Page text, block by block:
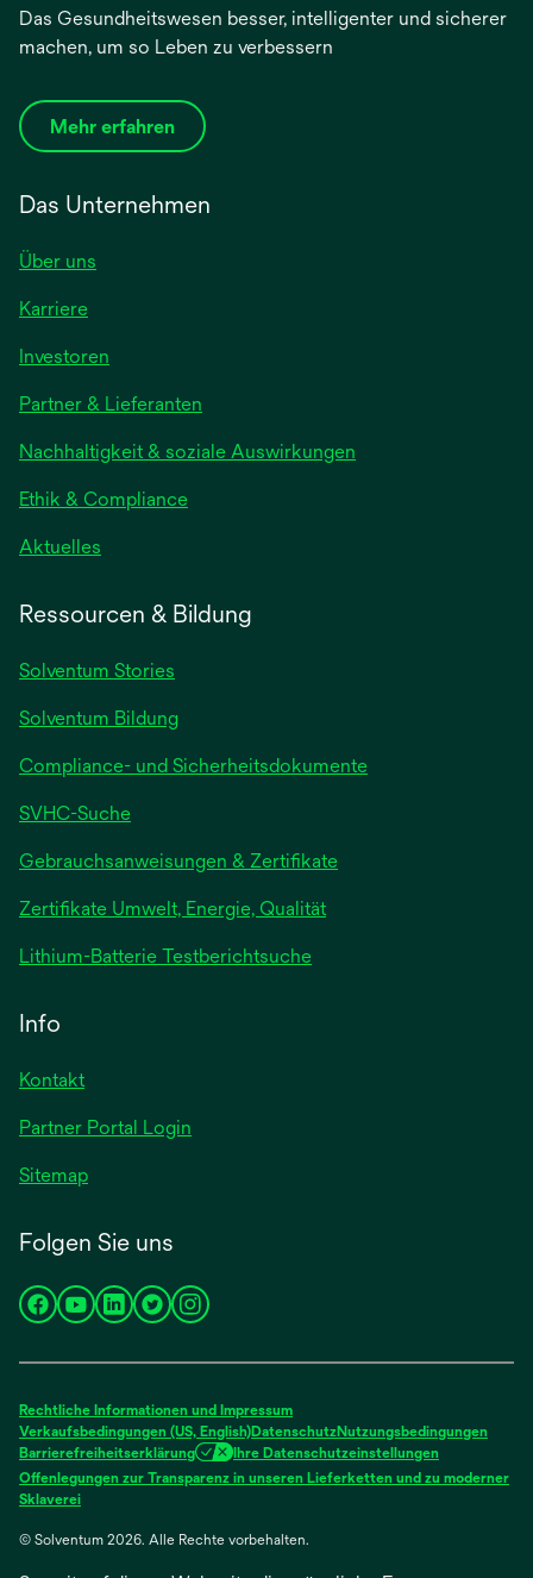
Das Gesundheitswesen besser, intelligenter und sicherer
machen, um so Leben zu verbessern
Mehr erfahren
Das Unternehmen
Über uns
Karriere
Investoren
Partner & Lieferanten
Nachhaltigkeit & soziale Auswirkungen
Ethik & Compliance
Aktuelles
Ressourcen & Bildung
Solventum Stories
Solventum Bildung
Compliance- und Sicherheitsdokumente
SVHC-Suche
Gebrauchsanweisungen & Zertifikatewird
Zertifikate Umwelt, Energie, Qualität
Lithium-Batterie Testberichtsuchewird
Info
Kontakt
Partner Portal Login
Sitemap
Folgen Sie uns
wird
neuen
Registerkarte
geöffnet
wird
neuen
Registerkarte
geöffnet
wird
neuen
Registerkarte
geöffnet
wird
neuen
Registerkarte
geöffnet
wird
neuen
Registerkarte
geöffnet
Rechtliche Informationen und Impressum
Verkaufsbedingungen (US, English)DatenschutzNutzungsbedingungen
Barrierefreiheitserklärung
Ihre Datenschutzeinstellungen
Offenlegungen zur Transparenz in unseren Lieferketten und zu moderner
Sklavereiwird
einer
© Solventum 2026. Alle Rechte vorbehalten.